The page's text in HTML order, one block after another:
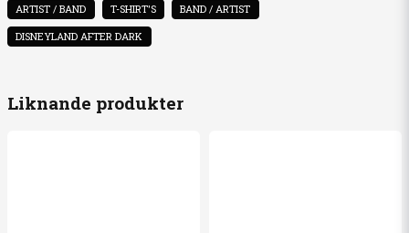
name
Namn
Mejladress
Liknande produkter
ARTIST / BAND T-SHIRT'S
BAND / ARTIST
DISNEYLAND AFTER DARK